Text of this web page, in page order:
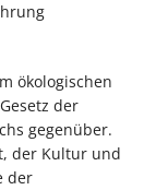
ökologischen
der
gegenüber.
der Kultur und
der